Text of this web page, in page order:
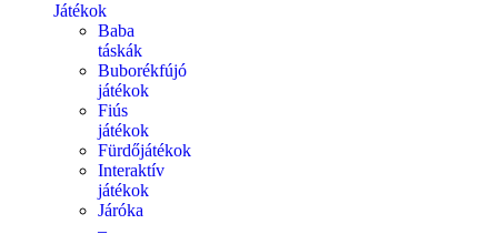
Játékok
Baba
táskák
Buborékfújó
játékok
Fiús
játékok
Fürdőjátékok
Interaktív
játékok
Járóka
–